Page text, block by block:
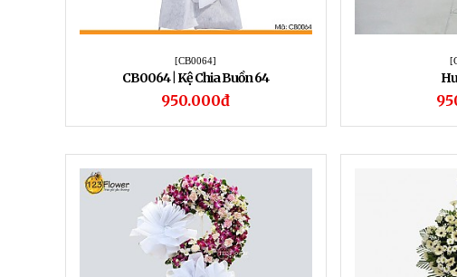
[CB0064]
CB0064 | Kệ Chia Buồn 64
950.000đ